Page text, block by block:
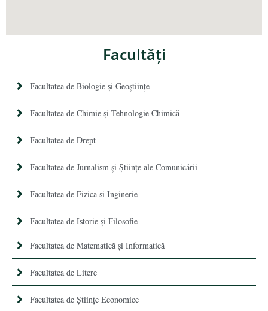
Facultăţi
Facultatea de Biologie și Geoștiințe
Facultatea de Chimie şi Tehnologie Chimică
Facultatea de Drept
Facultatea de Jurnalism şi Ştiinţe ale Comunicării
Facultatea de Fizica si Inginerie
Facultatea de Istorie şi Filosofie
Facultatea de Matematică şi Informatică
Facultatea de Litere
Facultatea de Științe Economice